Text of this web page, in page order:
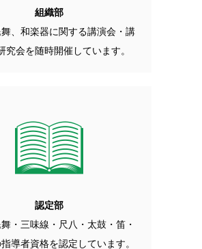
組織部
舞、和楽器に関する講演会・講
究会を随時開催しています。
認定部
・三味線・尺八・太鼓・笛・
導者資格を認定しています。